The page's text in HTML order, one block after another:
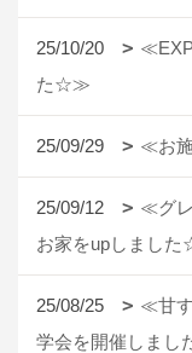
25/10/20
た☆≫
25/09/29 ≪お
25/09/12
≪グ
お家をupしまし
25/08/25
≪甘
学会を開催しま